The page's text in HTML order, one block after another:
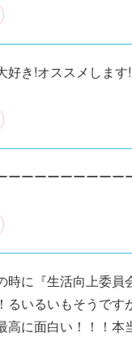
好き!オススメします!
ーーーーーーーーー
時に『生活向上委員
るいるいもそうです
高に面白い！！！本
女さんが通